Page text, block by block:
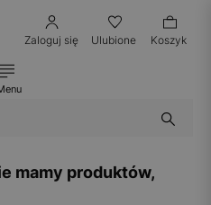
Zaloguj się Ulubione Koszyk
mamy produktów,